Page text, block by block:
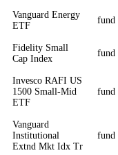
Vanguard Energy
ETF
fund
Fidelity Small
Cap Index
fund
Invesco RAFI US
1500 Small-Mid
ETF
fund
Vanguard
Institutional
Extnd Mkt Idx Tr
fund